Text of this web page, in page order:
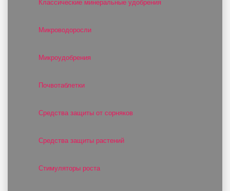
Классические минеральные удобрения
Микроводоросли
Микроудобрения
Почвотаблетки
Средства защиты от сорняков
Средства защиты растений
Стимуляторы роста